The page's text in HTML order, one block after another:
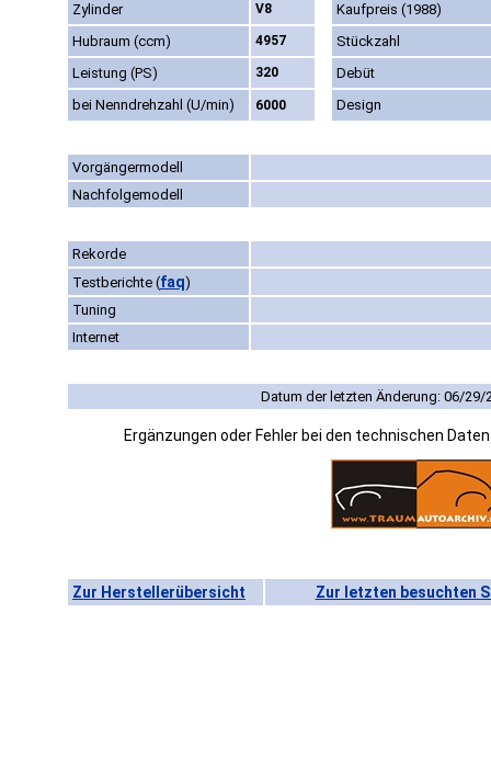
Zylinder V8
Kaufpreis (1988)
Hubraum (ccm)
4957
Stückzahl
Leistung (PS)
320
Debüt
bei Nenndrehzahl (U/min)
6000 Design
Vorgängermodell
Nachfolgemodell
Rekorde
Testberichte (faq)
Tuning
Internet
Datum der letzten Änderung: 06/29/
Ergänzungen oder Fehler bei den technischen
Zur Herstellerübersicht Zur letzten besuchten